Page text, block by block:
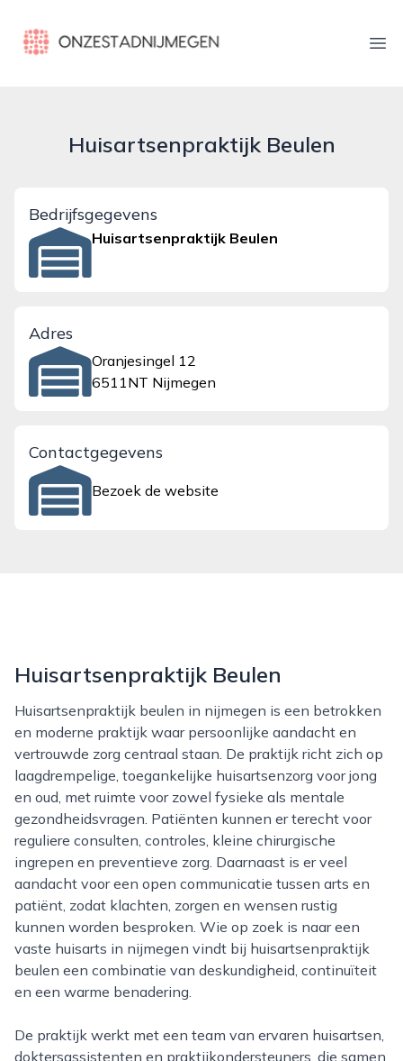
onzestadnijmegen.nl
Huisartsenpraktijk Beulen
Bedrijfsgegevens
Huisartsenpraktijk Beulen
Adres
Oranjesingel 12
6511NT Nijmegen
Contactgegevens
Bezoek de website
Huisartsenpraktijk Beulen
Huisartsenpraktijk beulen in nijmegen is een betrokken
en moderne praktijk waar persoonlijke aandacht en
vertrouwde zorg centraal staan. De praktijk richt zich op
laagdrempelige, toegankelijke huisartsenzorg voor jong
en oud, met ruimte voor zowel fysieke als mentale
gezondheidsvragen. Patiënten kunnen er terecht voor
reguliere consulten, controles, kleine chirurgische
ingrepen en preventieve zorg. Daarnaast is er veel
aandacht voor een open communicatie tussen arts en
patiënt, zodat klachten, zorgen en wensen rustig
kunnen worden besproken. Wie op zoek is naar een
vaste huisarts in nijmegen vindt bij huisartsenpraktijk
beulen een combinatie van deskundigheid, continuïteit
en een warme benadering.
De praktijk werkt met een team van ervaren huisartsen,
doktersassistenten en praktijkondersteuners, die samen